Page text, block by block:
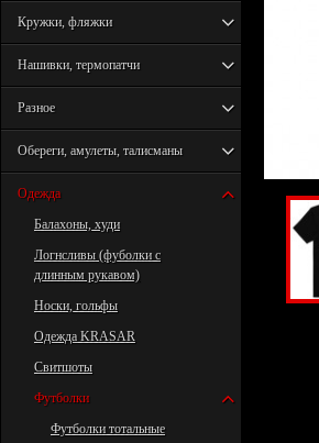
Кружки, фляжки
Нашивки, термопатчи
Разное
Обереги, амулеты, талисманы
Одежда
Балахоны, худи
Логнсливы (фуболки с
длинным рукавом)
Носки, гольфы
Одежда KRASAR
Свитшоты
Футболки
Футболки тотальные